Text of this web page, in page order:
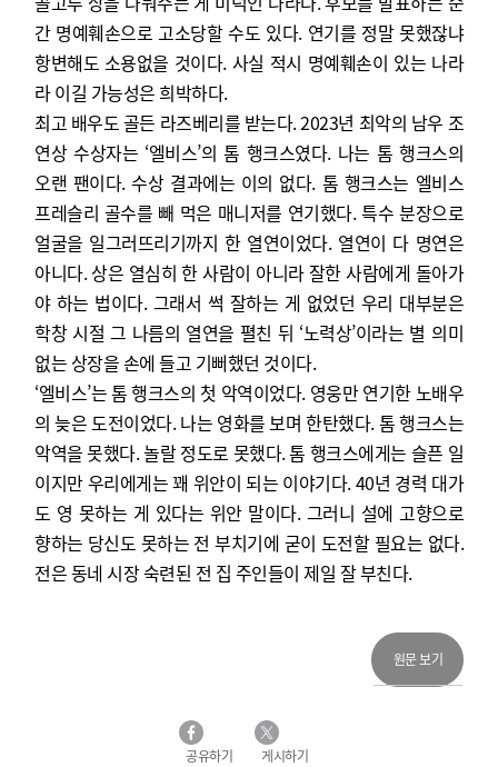
간 명예훼손으로 고소당할 수도 있다. 연기를 정말 못했잖냐
항변해도 소용없을 것이다. 사실 적시 명예훼손이 있는 나라
라 이길 가능성은 희박하다.
최고 배우도 골든 라즈베리를 받는다. 2023년 최악의 남우 조
연상 수상자는 ‘엘비스’의 톰 행크스였다. 나는 톰 행크스의
오랜 팬이다. 수상 결과에는 이의 없다. 톰 행크스는 엘비스
프레슬리 골수를 빼 먹은 매니저를 연기했다. 특수 분장으로
얼굴을 일그러뜨리기까지 한 열연이었다. 열연이 다 명연은
아니다. 상은 열심히 한 사람이 아니라 잘한 사람에게 돌아가
야 하는 법이다. 그래서 썩 잘하는 게 없었던 우리 대부분은
학창 시절 그 나름의 열연을 펼친 뒤 ‘노력상’이라는 별 의미
없는 상장을 손에 들고 기뻐했던 것이다.
‘엘비스’는 톰 행크스의 첫 악역이었다. 영웅만 연기한 노배우
의 늦은 도전이었다. 나는 영화를 보며 한탄했다. 톰 행크스는
악역을 못했다. 놀랄 정도로 못했다. 톰 행크스에게는 슬픈 일
이지만 우리에게는 꽤 위안이 되는 이야기다. 40년 경력 대가
도 영 못하는 게 있다는 위안 말이다. 그러니 설에 고향으로
향하는 당신도 못하는 전 부치기에 굳이 도전할 필요는 없다.
전은 동네 시장 숙련된 전 집 주인들이 제일 잘 부친다.
원문 보기
공유하기 게시하기